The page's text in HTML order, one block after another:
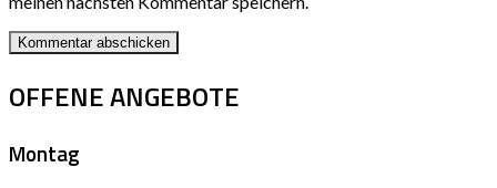
OFFENE ANGEBOTE
Montag